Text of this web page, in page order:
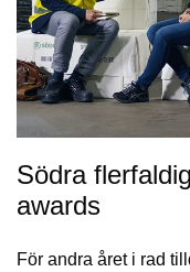
Södra
awards
För andra året i rad